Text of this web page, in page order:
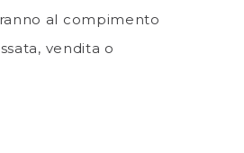
al compimento
vendita o